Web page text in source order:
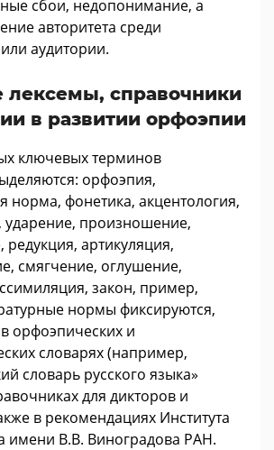
сбои, недопонимание, а
авторитета среди
аудитории.
справочники
в развитии орфоэпии
ключевых терминов
орфоэпия,
норма, фонетика, акцентология,
ударение, произношение,
артикуляция,
смягчение, оглушение,
закон, пример,
нормы фиксируются,
орфоэпических и
словарях (например,
словарь русского языка»
для дикторов и
в рекомендациях Института
имени В.В. Виноградова РАН.